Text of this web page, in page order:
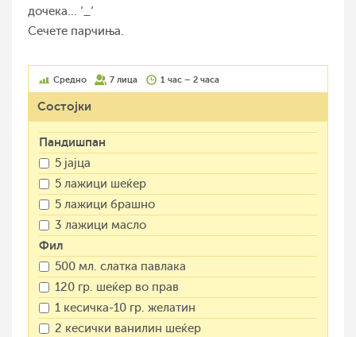
дочека... ‘_‘
Сечете парчиња.
Средно 7 лица 1 час – 2 часа
Состојки
Пандишпан
5 јајца
5 лажици шеќер
5 лажици брашно
3 лажици масло
Фил
500 мл. слатка павлака
120 гр. шеќер во прав
1 кесичка-10 гр. желатин
2 кесички ванилин шеќер